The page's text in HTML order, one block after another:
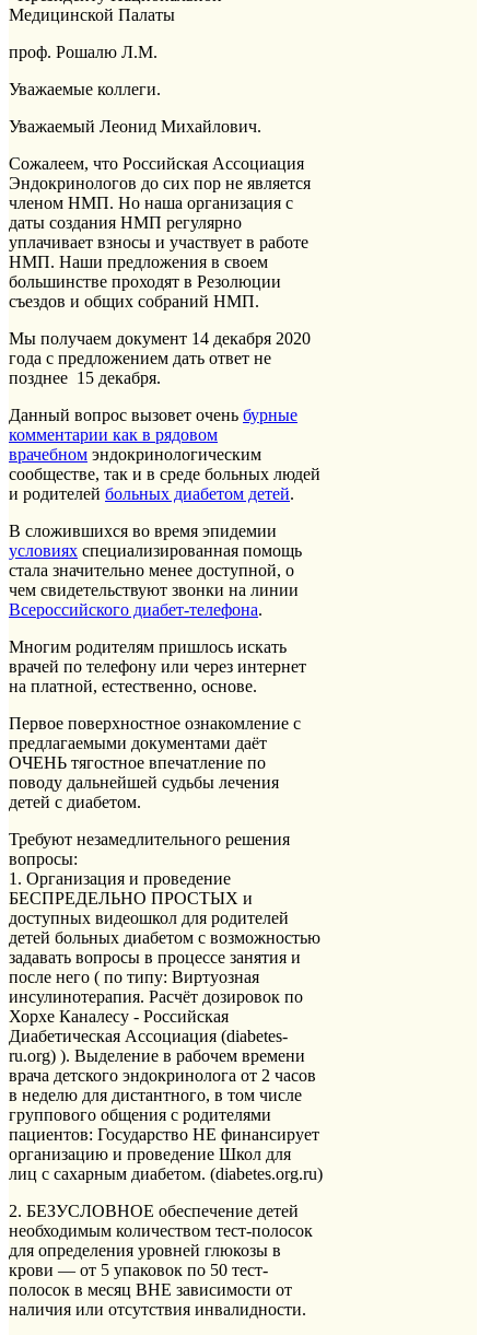
Медицинской Палаты
проф. Рошалю Л.М.
Уважаемые коллеги.
Уважаемый Леонид Михайлович.
Сожалеем, что Российская Ассоциация
Эндокринологов до сих пор не является
членом НМП. Но наша организация с
даты создания НМП регулярно
уплачивает взносы и участвует в работе
НМП. Наши предложения в своем
большинстве проходят в Резолюции
съездов и общих собраний НМП.
Мы получаем документ 14 декабря 2020
года с предложением дать ответ не
позднее 15 декабря.
Данный вопрос вызовет очень бурные
комментарии как в рядовом
врачебном эндокринологическим
сообществе, так и в среде больных людей
и родителей больных диабетом детей.
В сложившихся во время эпидемии
условиях специализированная помощь
стала значительно менее доступной, о
чем свидетельствуют звонки на линии
Всероссийского диабет-телефона.
Многим родителям пришлось искать
врачей по телефону или через интернет
на платной, естественно, основе.
Первое поверхностное ознакомление с
предлагаемыми документами даёт
ОЧЕНЬ тягостное впечатление по
поводу дальнейшей судьбы лечения
детей с диабетом.
Требуют незамедлительного решения
вопросы:
1. Организация и проведение
БЕСПРЕДЕЛЬНО ПРОСТЫХ и
доступных видеошкол для родителей
детей больных диабетом с возможностью
задавать вопросы в процессе занятия и
после него ( по типу: Виртуозная
инсулинотерапия. Расчёт дозировок по
Хорхе Каналесу - Российская
Диабетическая Ассоциация (diabetes-
ru.org) ). Выделение в рабочем времени
врача детского эндокринолога от 2 часов
в неделю для дистантного, в том числе
группового общения с родителями
пациентов: Государство НЕ финансирует
организацию и проведение Школ для
лиц с сахарным диабетом. (diabetes.org.ru)
2. БЕЗУСЛОВНОЕ обеспечение детей
необходимым количеством тест-полосок
для определения уровней глюкозы в
крови — от 5 упаковок по 50 тест-
полосок в месяц ВНЕ зависимости от
наличия или отсутствия инвалидности.